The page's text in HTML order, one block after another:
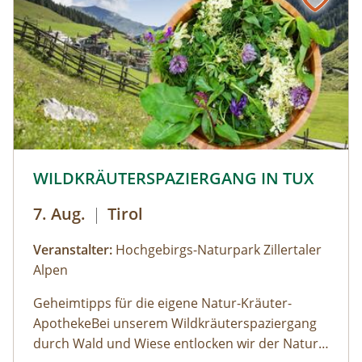
© © Hochgebirgs-Naturpark Zillertaler Alpen
WILDKRÄUTERSPAZIERGANG IN TUX
7. Aug. | Tirol
Veranstalter: Hochgebirgs-Naturpark Zillertaler
Alpen
Geheimtipps für die eigene Natur-Kräuter-
ApothekeBei unserem Wildkräuterspaziergang
durch Wald und Wiese entlocken wir der Natur